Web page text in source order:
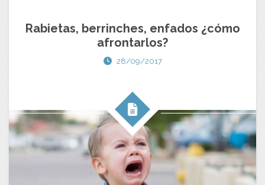
Rabietas, berrinches, enfados ¿cómo
afrontarlos?
28/09/2017